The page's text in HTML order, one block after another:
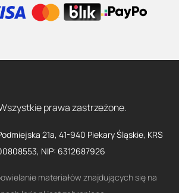
prawa zastrzeżone.
21a, 41-940 Piekary Śląskie, KRS
NIP: 6312687926
materiałów znajdujących się na